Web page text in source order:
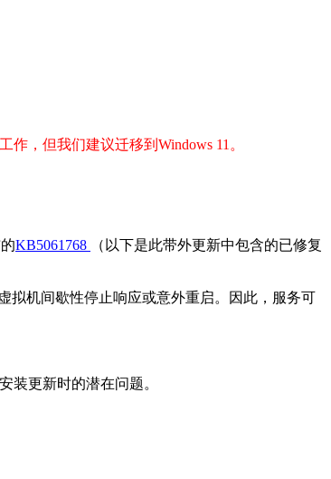
，但我们建议迁移到Windows 11。
KB5061768
（以下是此带外更新中包含的已修复
拟机间歇性停止响应或意外重启。因此，服务可
更新时的潜在问题。